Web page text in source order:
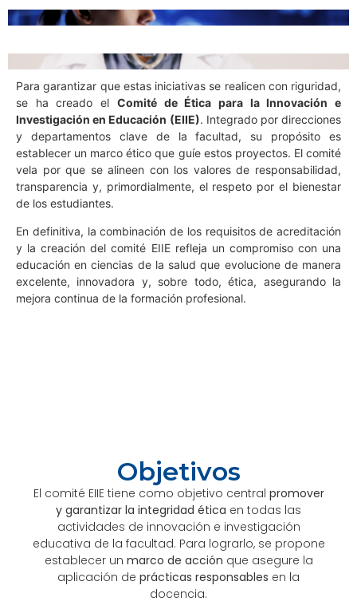
Para garantizar que estas iniciativas se realicen con riguridad,
se ha creado el Comité de Ética para la Innovación e
Investigación en Educación (EIIE). Integrado por direcciones
y departamentos clave de la facultad, su propósito es
establecer un marco ético que guíe estos proyectos. El comité
vela por que se alineen con los valores de responsabilidad,
transparencia y, primordialmente, el respeto por el bienestar
de los estudiantes.
En definitiva, la combinación de los requisitos de acreditación
y la creación del comité EIIE refleja un compromiso con una
educación en ciencias de la salud que evolucione de manera
excelente, innovadora y, sobre todo, ética, asegurando la
mejora continua de la formación profesional.
Objetivos
El comité EIIE tiene como objetivo central promover
y garantizar la integridad ética en todas las
actividades de innovación e investigación
educativa de la facultad. Para lograrlo, se propone
establecer un marco de acción que asegure la
aplicación de prácticas responsables en la
docencia.